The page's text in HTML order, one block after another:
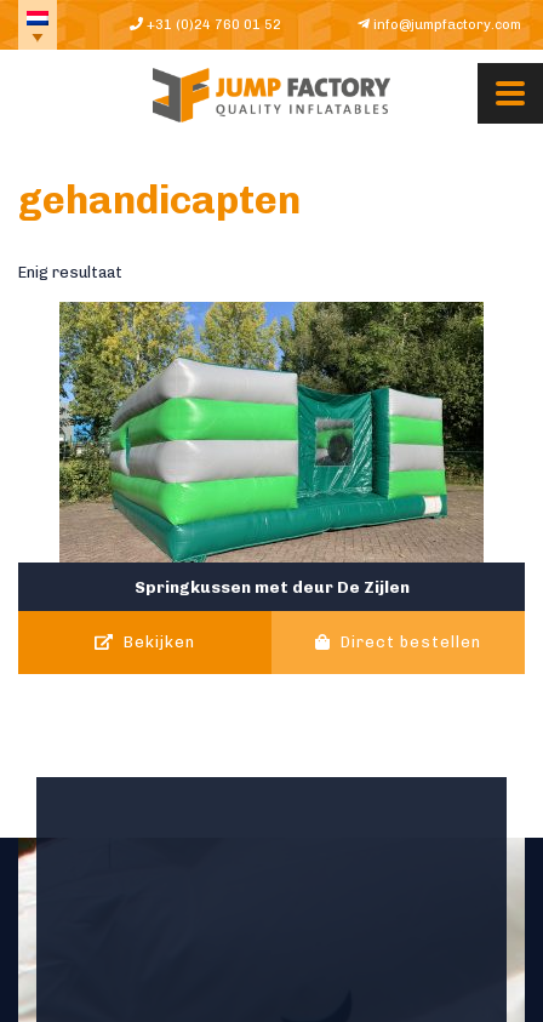
+31 (0)24 760 01 52 info@jumpfactory.com
gehandicapten
Enig resultaat
Springkussen met deur De Zijlen
Bekijken Direct bestellen